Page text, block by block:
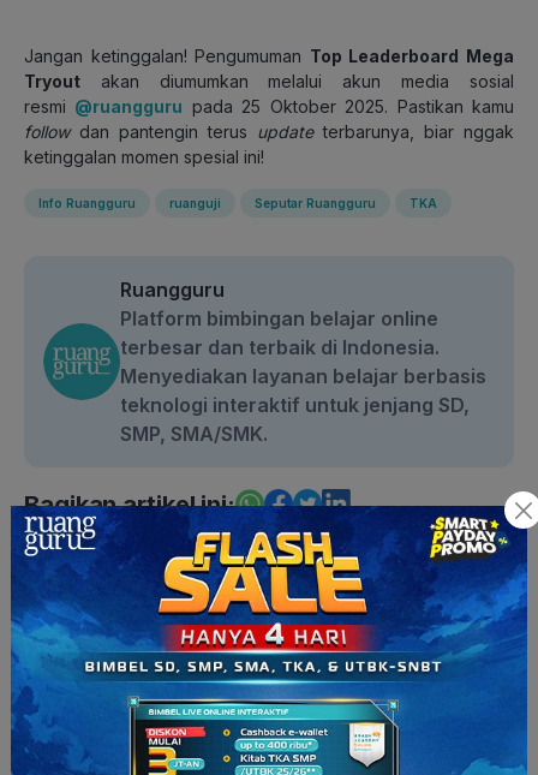
Jangan ketinggalan! Pengumuman Top Leaderboard Mega
Tryout akan diumumkan melalui akun media sosial
resmi @ruangguru pada 25 Oktober 2025. Pastikan kamu
followdan pantengin terus updateterbarunya, biar nggak
ketinggalan momen spesial ini!
Info Ruangguru ruanguji Seputar Ruangguru TKA
Ruangguru
Platform bimbingan belajar online
terbesar dan terbaik di Indonesia.
Menyediakan layanan belajar berbasis
teknologi interaktif untuk jenjang SD,
SMP, SMA/SMK.
Bagikan artikel ini:
Artikel Terbaru
Profil Darren, Mahasiswa Electrical
& Electronic Engineering NTU
Peserta COC Season 3
50 Contoh Puisi Rakyat: Pantun,
Gurindam & Syair, Lengkap! | Bahasa
Indonesia Kelas 7